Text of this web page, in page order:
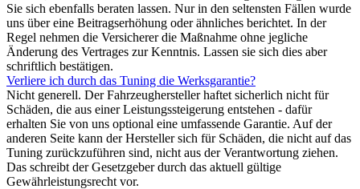
Sie sich ebenfalls beraten lassen. Nur in den seltensten Fällen wurde
uns über eine Beitragserhöhung oder ähnliches berichtet. In der
Regel nehmen die Versicherer die Maßnahme ohne jegliche
Änderung des Vertrages zur Kenntnis. Lassen sie sich dies aber
schriftlich bestätigen.
Verliere ich durch das Tuning die Werksgarantie?
Nicht generell. Der Fahrzeughersteller haftet sicherlich nicht für
Schäden, die aus einer Leistungssteigerung entstehen - dafür
erhalten Sie von uns optional eine umfassende Garantie. Auf der
anderen Seite kann der Hersteller sich für Schäden, die nicht auf das
Tuning zurückzuführen sind, nicht aus der Verantwortung ziehen.
Das schreibt der Gesetzgeber durch das aktuell gültige
Gewährleistungsrecht vor.